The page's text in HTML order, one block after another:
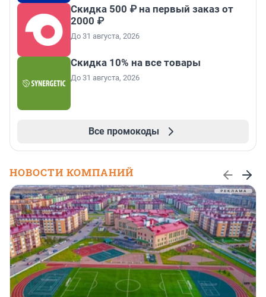
Скидка 500 ₽ на первый заказ от
2000 ₽
До 31 августа, 2026
Скидка 10% на все товары
До 31 августа, 2026
Все промокоды
НОВОСТИ КОМПАНИЙ